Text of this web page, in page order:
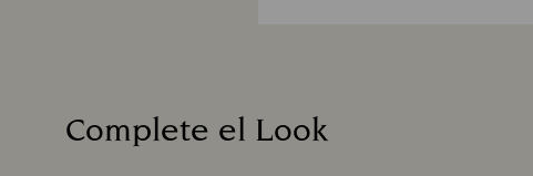
días laborales hasta que el
Complete el Look